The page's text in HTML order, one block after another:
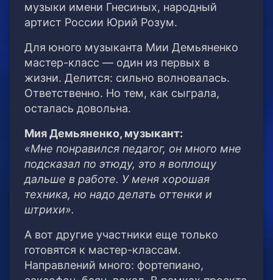
музыки имени Гнесиных, народный
артист России Юрий Розум.
Для юного музыканта Мии Демьяненко
мастер-класс — один из первых в
жизни. Делится: сильно волновалась.
Ответственно. Но тем, как сыграла,
осталась довольна.
Мия Демьяненко, музыкант:
«Мне понравился педагог, он много мне
подсказал по этюду, это я воплощу
дальше в работе. У меня хорошая
техника, но надо делать оттенки и
штрихи».
А вот другие участники еще только
готовятся к мастер-классам.
Направлений много: фортепиано,